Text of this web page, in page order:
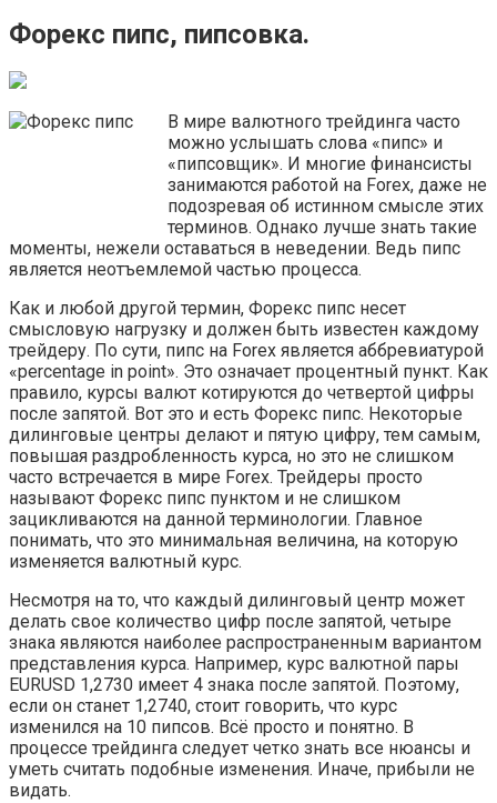
Форекс пипс, пипсовка.
В мире валютного трейдинга часто
можно услышать слова «пипс» и
«пипсовщик». И многие финансисты
занимаются работой на Forex, даже не
подозревая об истинном смысле этих
терминов. Однако лучше знать такие
моменты, нежели оставаться в неведении. Ведь пипс
является неотъемлемой частью процесса.
Как и любой другой термин, Форекс пипс несет
смысловую нагрузку и должен быть известен каждому
трейдеру. По сути, пипс на Forex является аббревиатурой
«percentage in point». Это означает процентный пункт. Как
правило, курсы валют котируются до четвертой цифры
после запятой. Вот это и есть Форекс пипс. Некоторые
дилинговые центры делают и пятую цифру, тем самым,
повышая раздробленность курса, но это не слишком
часто встречается в мире Forex. Трейдеры просто
называют Форекс пипс пунктом и не слишком
зацикливаются на данной терминологии. Главное
понимать, что это минимальная величина, на которую
изменяется валютный курс.
Несмотря на то, что каждый дилинговый центр может
делать свое количество цифр после запятой, четыре
знака являются наиболее распространенным вариантом
представления курса. Например, курс валютной пары
EURUSD 1,2730 имеет 4 знака после запятой. Поэтому,
если он станет 1,2740, стоит говорить, что курс
изменился на 10 пипсов. Всё просто и понятно. В
процессе трейдинга следует четко знать все нюансы и
уметь считать подобные изменения. Иначе, прибыли не
видать.